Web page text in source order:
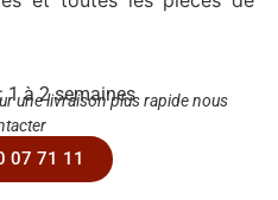
1 à 2 semaines
une livraison plus rapide nous
07 71 11